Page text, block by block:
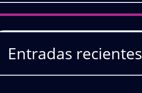
Entradas recientes